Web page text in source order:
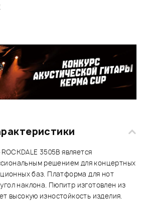
3505B является
решением для концертных
баз. Платформа для нот
наклона. Пюпитр изготовлен из
высокую изностойкость изделия.